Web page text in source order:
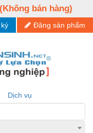
(Không bán hàng)
Đăng sản phẩm
Dịch vụ